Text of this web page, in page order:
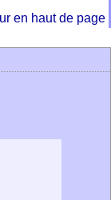
en haut de page